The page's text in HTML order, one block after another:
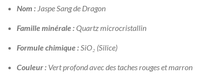
Nom : Jaspe Sang de Dragon
Famille minérale :Quartz microcristallin
Formule chimique :SiO₂ (Silice)
Couleur : Vert profond avec des taches rouges et marron